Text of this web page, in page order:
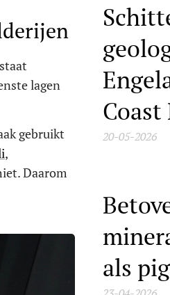
lagen
gebruikt
,
Daarom
Coast
20-05-2026
als